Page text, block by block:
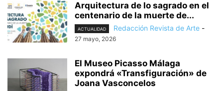
Arquitectura de lo sagrado en el
centenario de la muerte de...
ACTUALIDAD Redacción Revista de Arte -
27 mayo, 2026
El Museo Picasso Málaga
expondrá «Transfiguración» de
Joana Vasconcelos